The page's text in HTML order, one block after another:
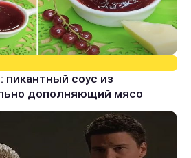
пикантный соус из
дополняющий мясо